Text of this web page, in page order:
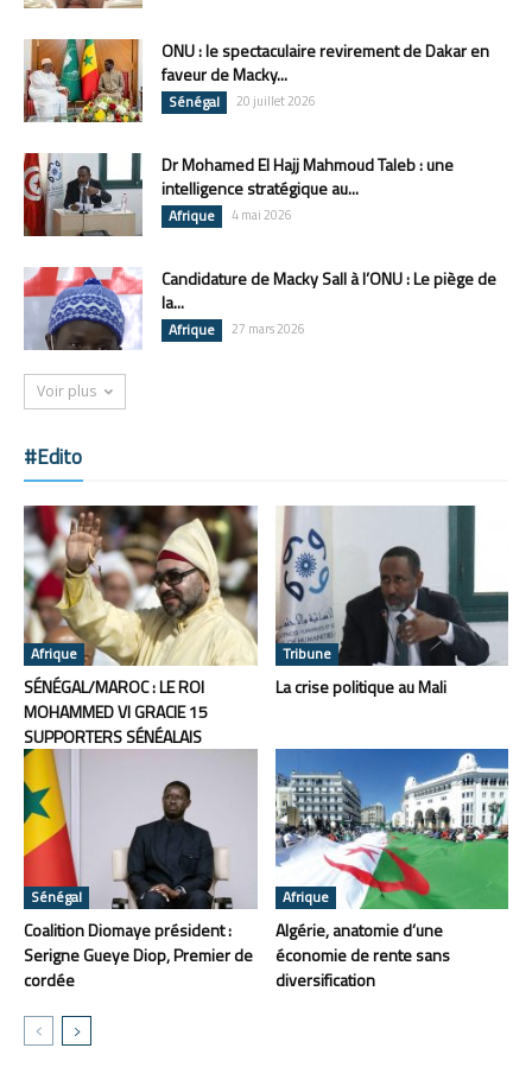
ONU : le spectaculaire revirement de Dakar en
faveur de Macky...
Sénégal 20 juillet 2026
Dr Mohamed El Hajj Mahmoud Taleb : une
intelligence stratégique au...
Afrique 4 mai 2026
Candidature de Macky Sall à l’ONU : Le piège de
la...
Afrique 27 mars 2026
Voir plus
#Edito
Afrique
SÉNÉGAL/MAROC : LE ROI
MOHAMMED VI GRACIE 15
SUPPORTERS SÉNÉALAIS
Tribune
La crise politique au Mali
Sénégal
Coalition Diomaye président :
Serigne Gueye Diop, Premier de
cordée
Afrique
Algérie, anatomie d’une
économie de rente sans
diversification